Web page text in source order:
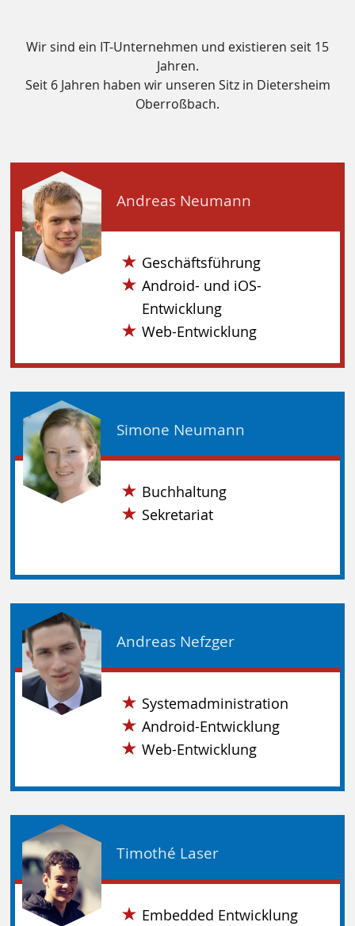
Wir sind ein IT-Unternehmen und existieren seit 15
Jahren.
Seit 6 Jahren haben wir unseren Sitz in Dietersheim
Oberroßbach.
Andreas Neumann
Geschäftsführung
Android- und iOS-
Entwicklung
Web-Entwicklung
Simone Neumann
Buchhaltung
Sekretariat
Andreas Nefzger
Systemadministration
Android-Entwicklung
Web-Entwicklung
Timothé Laser
Embedded Entwicklung